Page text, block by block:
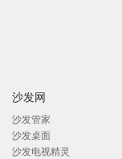
沙发网
沙发管家
沙发桌面
沙发电视精灵